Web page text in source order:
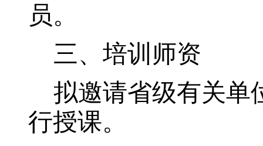
员。
三、培训师资
拟邀请省级有关单
行授课。